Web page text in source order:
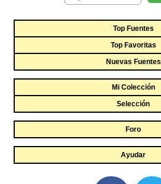
Top Fuentes
Top Favoritas
Nuevas Fuentes
Mi Colección
Selección
Foro
Ayudar